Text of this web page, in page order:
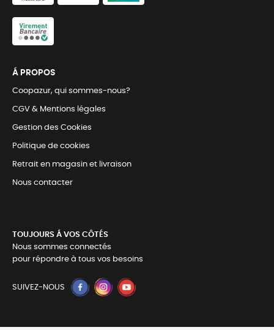
Á PROPOS
Coopazur, qui sommes-nous?
CGV & Mentions légales
Gestion des Cookies
Politique de cookies
Retrait en magasin et livraison
Nous contacter
TOUJOURS Á VOS CÔTÉS
Nous sommes connectés
pour répondre à tous vos besoins
SUIVEZ-NOUS